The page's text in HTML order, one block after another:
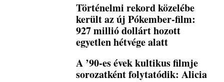
Történelmi rekord közelébe
került az új Pókember-film:
927 millió dollárt hozott
egyetlen hétvége alatt
A ’90-es évek kultikus filmje
sorozatként folytatódik: Alicia